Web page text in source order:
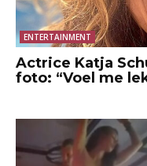
ENTERTAINMENT
Actrice Katja
foto: “Voel me